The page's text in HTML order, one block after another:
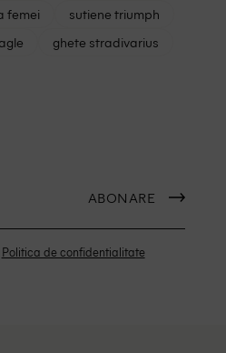
femei
sutiene triumph
ghete stradivarius
ABONARE
Politica de confidentialitate